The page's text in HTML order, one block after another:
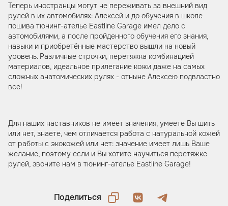
Теперь иностранцы могут не переживать за внешний вид
рулей в их автомобилях: Алексей и до обучения в школе
пошива тюнинг-ателье Eastline Garage имел дело с
автомобилями, а после пройденного обучения его знания,
навыки и приобретённые мастерство вышли на новый
уровень. Различные строчки, перетяжка комбинацией
материалов, идеальное прилегание кожи даже на самых
сложных анатомических рулях - отныне Алексею подвластно
все!
Для наших наставников не имеет значения, умеете Вы шить
или нет, знаете, чем отличается работа с натуральной кожей
от работы с экокожей или нет: значение имеет лишь Ваше
желание, поэтому если и Вы хотите научиться перетяжке
рулей, звоните нам в тюнинг-ателье Eastline Garage!
Поделиться